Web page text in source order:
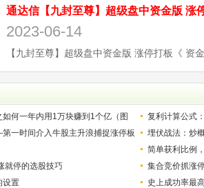
2023-06-14
何一年内用1万块赚到1个亿（图
复利计算公式
少？
一时间介入牛股主升浪捕捉涨停板
埋伏战法：炒
简单获利比例
用
就停的选股技巧
集合竞价抓涨
设置
史上成功率最